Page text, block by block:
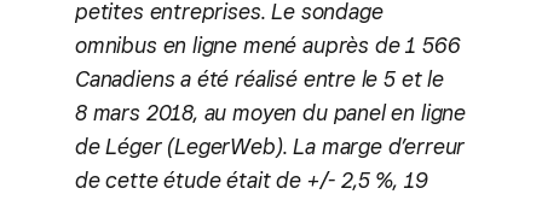
petites entreprises. Le sondage
omnibus en ligne mené auprès de 1 566
Canadiens a été réalisé entre le 5 et le
8 mars 2018, au moyen du panel en ligne
de Léger (LegerWeb). La marge d’erreur
de cette étude était de +/- 2,5 %, 19